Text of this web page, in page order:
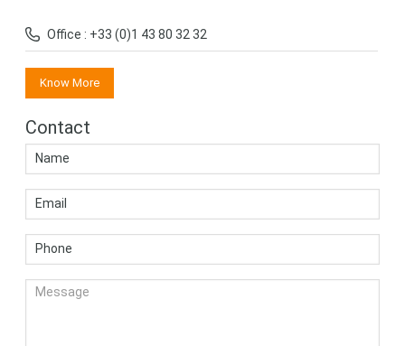
Office : +33 (0)1 43 80 32 32
Know More
Contact